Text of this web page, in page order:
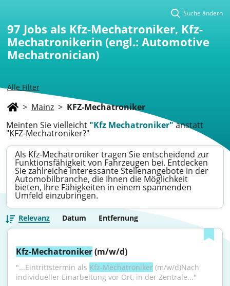
Alle Filter
Suche ändern
97 Jobs als Kfz-Mechatroniker, Kfz-
Mechatronikerin (engl.: Automotive
Mechatronician)
> Mainz > KFZ-Mechatroniker
Meinten Sie vielleicht "Kfz Mechatroniker"anstatt
"KFZ-Mechatroniker?"
Als Kfz-Mechatroniker tragen Sie entscheidend zur
Funktionsfähigkeit von Fahrzeugen bei. Entdecken
Sie zahlreiche interessante Stellenangebote in der
Automobilbranche, die Ihnen die Möglichkeit
bieten, Ihre Fähigkeiten in einem spannenden
Umfeld einzubringen.
Relevanz Datum Entfernung
Kfz-Mechatroniker (m/w/d)
"...Eintrittstermin als Kfz-Mechatroniker (m/w/d)Nach
individueller Einarbeitung vor Ort, in der Zentrale..."